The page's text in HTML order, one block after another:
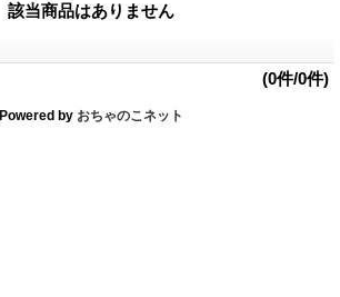
該当商品はありません
(0件/0件)
Powered by おちゃのこネット